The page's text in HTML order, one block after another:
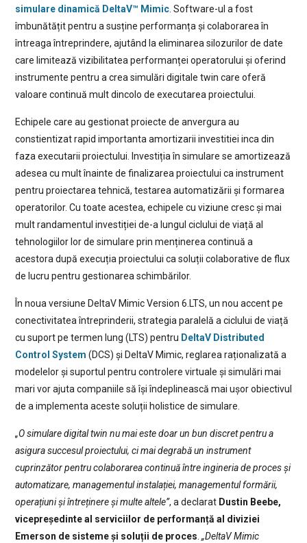
simulare dinamică DeltaV™ Mimic. Software-ul a fost
îmbunătățit pentru a susține performanța și colaborarea în
întreaga întreprindere, ajutând la eliminarea silozurilor de date
care limitează vizibilitatea performanței operatorului și oferind
instrumente pentru a crea simulări digitale twin care oferă
valoare continuă mult dincolo de executarea proiectului.
Echipele care au gestionat proiecte de anvergura au
constientizat rapid importanta amortizarii investitiei inca din
faza executarii proiectului. Investiția în simulare se amortizează
adesea cu mult înainte de finalizarea proiectului ca instrument
pentru proiectarea tehnică, testarea automatizării și formarea
operatorilor. Cu toate acestea, echipele cu viziune cresc și mai
mult randamentul investiției de-a lungul ciclului de viață al
tehnologiilor lor de simulare prin menținerea continuă a
acestora după execuția proiectului ca soluții colaborative de flux
de lucru pentru gestionarea schimbărilor.
În noua versiune DeltaV Mimic Version 6.LTS, un nou accent pe
conectivitatea întreprinderii, strategia paralelă a ciclului de viață
cu suport pe termen lung (LTS) pentru DeltaV Distributed
Control System (DCS) și DeltaV Mimic, reglarea raționalizată a
modelelor și suportul pentru controlere virtuale și simulări mai
mari vor ajuta companiile să își îndeplinească mai ușor obiectivul
de a implementa aceste soluții holistice de simulare.
„O simulare digital twin nu mai este doar un bun discret pentru a
asigura succesul proiectului, ci mai degrabă un instrument
cuprinzător pentru colaborarea continuă între ingineria de proces și
automatizare, managementul instalației, managementul formării,
operațiuni și întreținere și multe altele”, a declarat Dustin Beebe,
vicepreședinte al serviciilor de performanță al diviziei
Emerson de sisteme și soluții de proces. „DeltaV Mimic